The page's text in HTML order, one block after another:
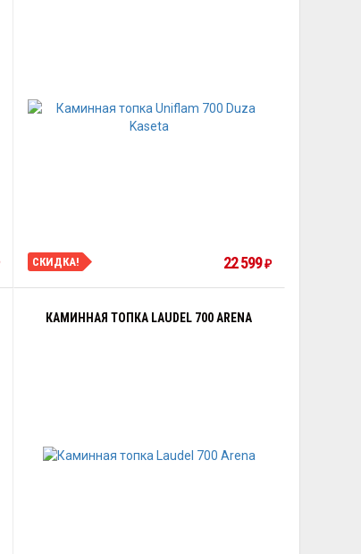
СКИДКА! 22 599₽
КАМИННАЯ ТОПКА LAUDEL 700 ARENA